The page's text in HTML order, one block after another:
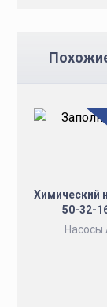
Химический
50-32-
Насосы